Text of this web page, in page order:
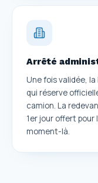
Arrêté
Une fois validée,
qui réserve
camion. La
1er jour offert
moment-là.